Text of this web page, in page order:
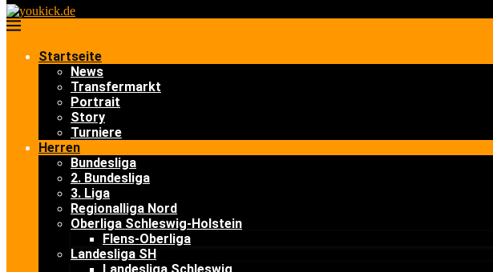
Startseite
News
Transfermarkt
Portrait
Story
Turniere
Herren
Bundesliga
2. Bundesliga
3. Liga
Regionalliga Nord
Oberliga Schleswig-Holstein
Flens-Oberliga
Landesliga SH